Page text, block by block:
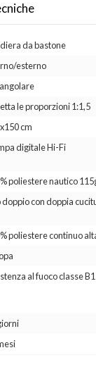
da bastone
esterno
le proporzioni 1:1,5
cm
digitale Hi-Fi
poliestere nautico
doppio con doppia
poliestere continuo
al fuoco classe